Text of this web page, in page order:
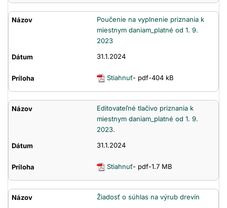
Poučenie na vyplnenie priznania k
miestnym daniam_platné od 1. 9.
2023
31.1.2024
Stiahnuť- pdf-404 kB
Editovateľné tlačivo priznania k
miestnym daniam_platné od 1. 9.
2023.
31.1.2024
Stiahnuť- pdf-1.7 MB
Žiadosť o súhlas na výrub drevín